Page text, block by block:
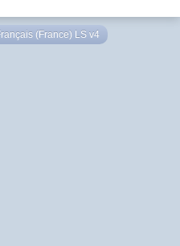
(France) LS v4